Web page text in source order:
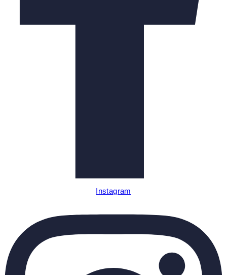
Instagram